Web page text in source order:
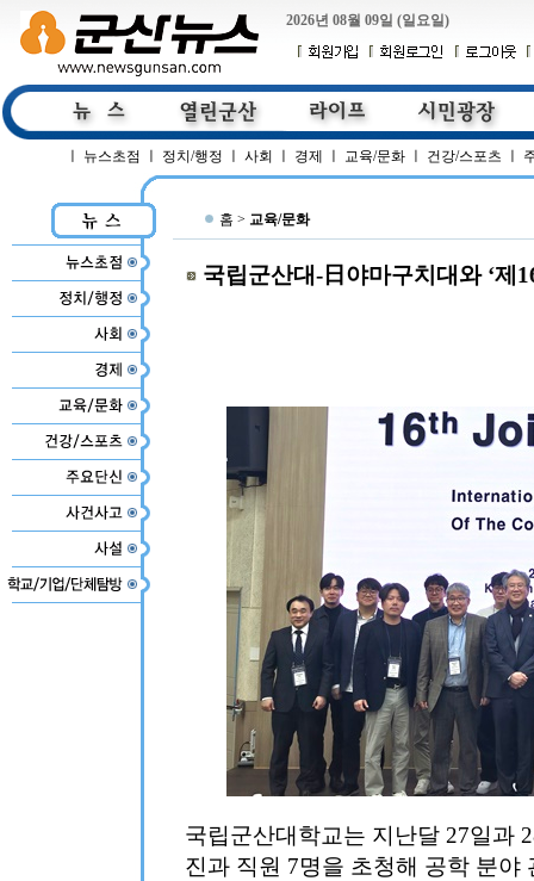
2026년 08월 09일 (일요일)
뉴스초점 정치/행정 사회 경제 교육/문화 건강/스포츠
홈 > 교육/문화
국립군산대-日야마구치대와 ‘제
국립군산대학교는 지난달 27일과
진과 직원 7명을 초청해 공학 분야